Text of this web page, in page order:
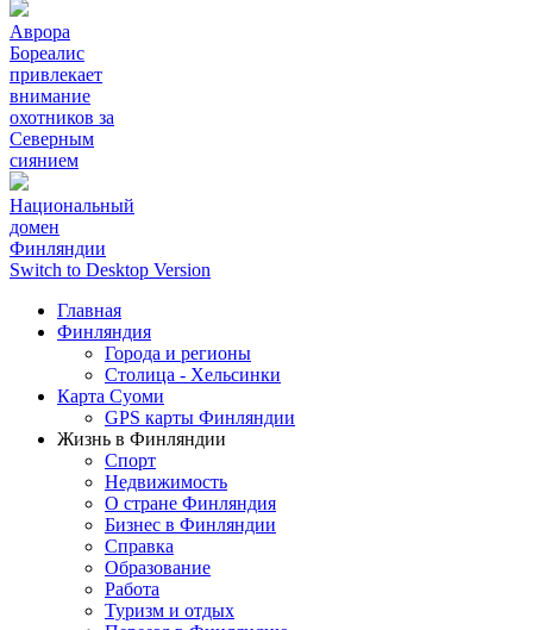
Аврора
Бореалис
привлекает
внимание
охотников за
Северным
сиянием
Национальный
домен
Финляндии
Switch to Desktop Version
Главная
Финляндия
Города и регионы
Столица - Хельсинки
Карта Суоми
GPS карты Финляндии
Жизнь в Финляндии
Спорт
Недвижимость
О стране Финляндия
Бизнес в Финляндии
Справка
Образование
Работа
Туризм и отдых